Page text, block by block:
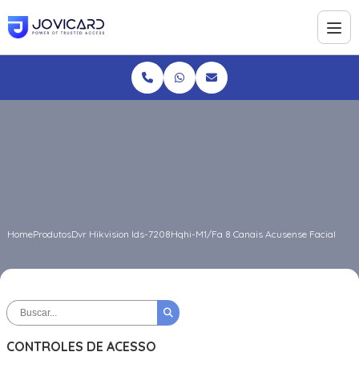
HomeProdutosDvr Hikvision Ids-7208Hqhi-M1/Fa 8 Canais Acusense Facial
CONTROLES DE ACESSO